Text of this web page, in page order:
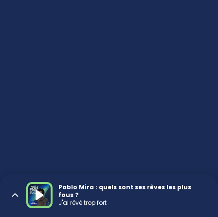
Pablo Mira : quels sont ses rêves les plus
fous ?
J'ai rêvé trop fort